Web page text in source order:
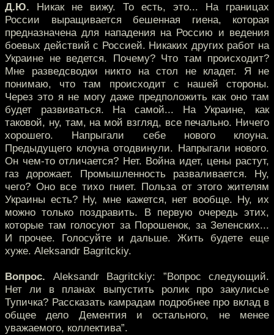
Д.Ю. Никак не вижу. То есть, это... На границах
России выращивается бешенная гиена, которая
предназначена для нападения на Россию и ведения
боевых действий с Россией. Никаких других работ на
Украине не ведется. Почему? Что там происходит?
Мне разведсводки никто на стол не кладет. Я не
понимаю, что там происходит с нашей стороны.
Через это я не могу даже предположить как оно там
будет развиваться. На самой... На Украине, как
таковой, ну, там, на мой взгляд, все печально. Ничего
хорошего. Напрыгали себе нового клоуна.
Предыдущего клоуна отодвинули. Напрыгали нового.
Он чем-то отличается? Нет. Война идет, цены растут,
газ дорожает. Промышленность разваливается. Ну,
чего? Оно все тихо гниет. Польза от этого жителям
Украины есть? Ну, мне кажется, нет вообще. Ну, их
можно только поздравить. В первую очередь этих,
которые там голосуют за Порошенок, за Зеленских...
И прочее. Голосуйте и дальше. Жить будете еще
хуже. Aleksandr Bagritckiy.
Вопрос. Aleksandr Bagritckiy: ”Вопрос следующий.
Нет ли в планах выпустить ролик про закулисье
Тупичка? Рассказать камрадам подробнее про вклад в
общее дело Дементия и остального, не менее
уважаемого, коллектива”.